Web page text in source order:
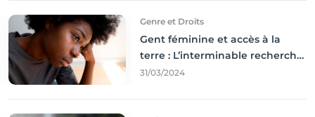
Genre et Droits
Gent féminine et accès à la
terre : L’interminable recherche
des droits
31/03/2024